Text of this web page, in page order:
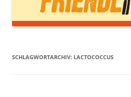
SCHLAGWORTARCHIV: LACTOCOCCUS